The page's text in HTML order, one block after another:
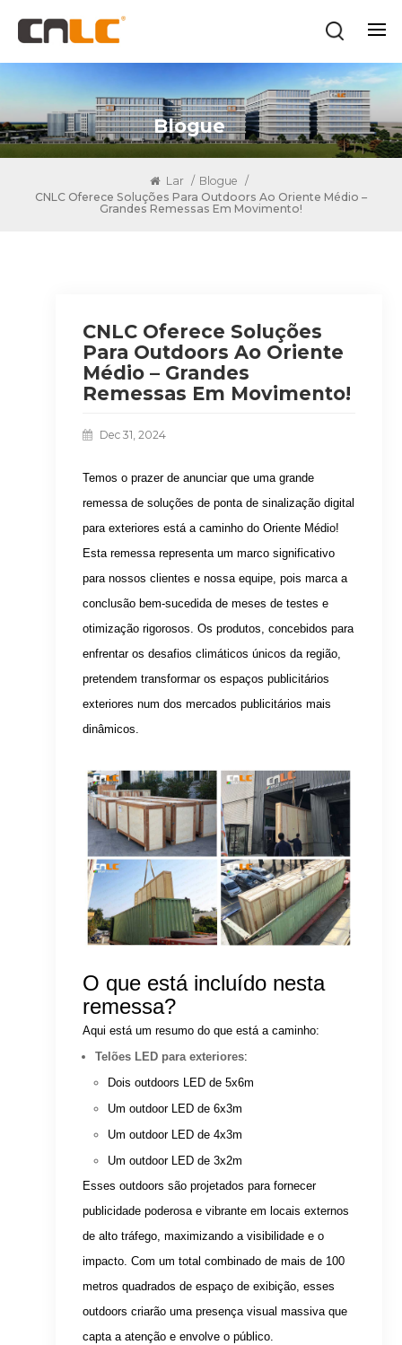
Blogue
Lar / Blogue /
CNLC Oferece Soluções Para Outdoors Ao Oriente Médio –
Grandes Remessas Em Movimento!
CNLC Oferece Soluções
Para Outdoors Ao Oriente
Médio – Grandes
Remessas Em Movimento!
Dec 31, 2024
Temos o prazer de anunciar que uma grande
remessa de soluções de ponta de sinalização digital
para exteriores está a caminho do Oriente Médio!
Esta remessa representa um marco significativo
para nossos clientes e nossa equipe, pois marca a
conclusão bem-sucedida de meses de testes e
otimização rigorosos. Os produtos, concebidos para
enfrentar os desafios climáticos únicos da região,
pretendem transformar os espaços publicitários
exteriores num dos mercados publicitários mais
dinâmicos.
O que está incluído nesta
remessa?
Aqui está um resumo do que está a caminho:
Telões LED para exteriores:
Dois outdoors LED de 5x6m
Um outdoor LED de 6x3m
Um outdoor LED de 4x3m
Um outdoor LED de 3x2m
Esses outdoors são projetados para fornecer
publicidade poderosa e vibrante em locais externos
de alto tráfego, maximizando a visibilidade e o
impacto. Com um total combinado de mais de 100
metros quadrados de espaço de exibição, esses
outdoors criarão uma presença visual massiva que
capta a atenção e envolve o público.